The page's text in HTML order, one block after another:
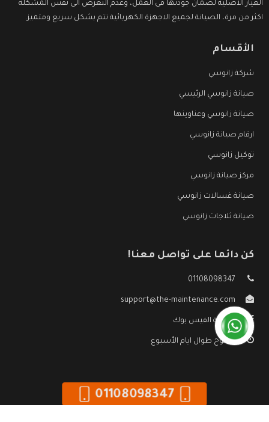
الغيار الاصلية لضمان جودتها فى العمل، وعدم التعرض الى نفس المشكلة
اكثر من مرة، الصيانة لجميع الاجهزة الكهربائية تتم بشكل سريع ومتميز.
الأقسام
شركة زانوسي
صيانة زانوسي الرئيسي
صيانة زانوسي وعناوينها
ارقام صيانة زانوسي
توكيل زانوسي
مركز صيانة زانوسي
صيانة غسالات زانوسي
صيانة ثلاجات زانوسي
كن دائما على تواصل معنا!
01108098347
support@the-maintenance.com
صفحة الفيس بوك
مفتوح طوال ايام الأسبوع
01108098347